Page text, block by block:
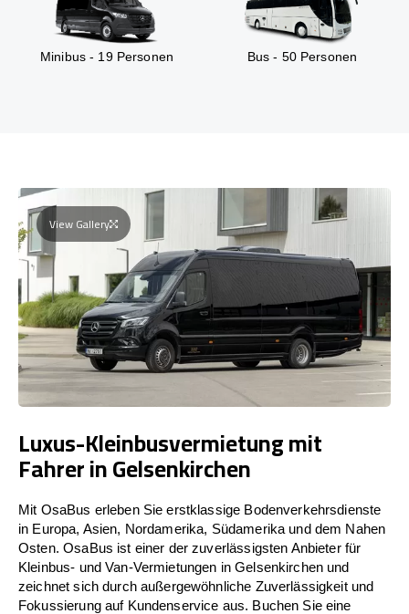
Minibus - 19 Personen Bus - 50 Personen
View Gallery
Luxus-Kleinbusvermietung mit
Fahrer in Gelsenkirchen
Mit OsaBus erleben Sie erstklassige Bodenverkehrsdienste
in Europa, Asien, Nordamerika, Südamerika und dem Nahen
Osten. OsaBus ist einer der zuverlässigsten Anbieter für
Kleinbus- und Van-Vermietungen in Gelsenkirchen und
zeichnet sich durch außergewöhnliche Zuverlässigkeit und
Fokussierung auf Kundenservice aus. Buchen Sie eine